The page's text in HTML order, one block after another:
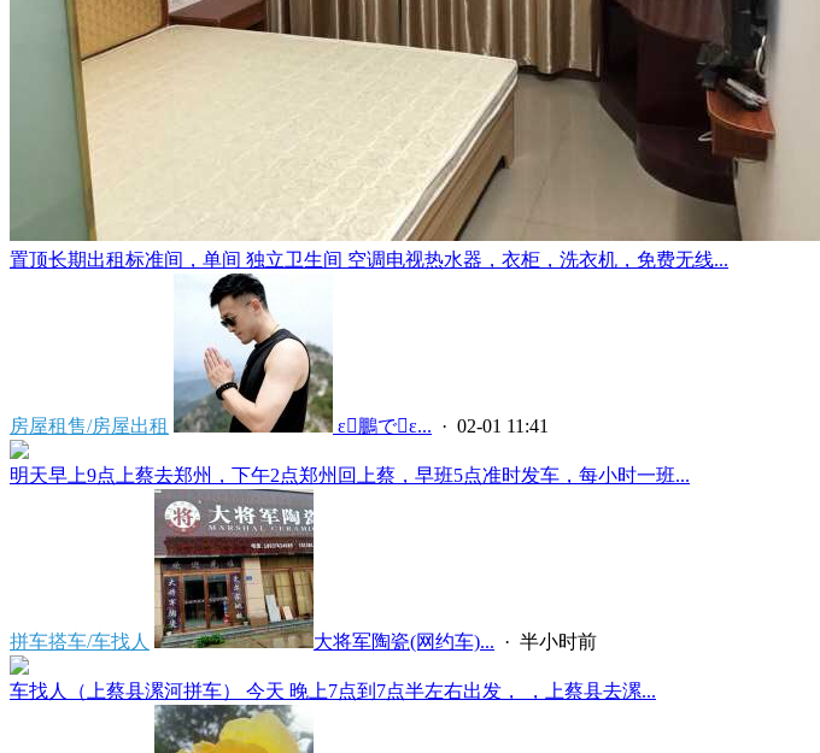
置顶长期出租标准间，单间 独立卫生间 空调电视热水器，衣柜，洗衣机，免费无线...
房屋租售/房屋出租  ε鵬でε... · 02-01 11:41
明天早上9点上蔡去郑州，下午2点郑州回上蔡，早班5点准时发车，每小时一班...
拼车搭车/车找人 大将军陶瓷(网约车)... · 半小时前
车找人（上蔡县漯河拼车） 今天 晚上7点到7点半左右出发， ，上蔡县去漯...